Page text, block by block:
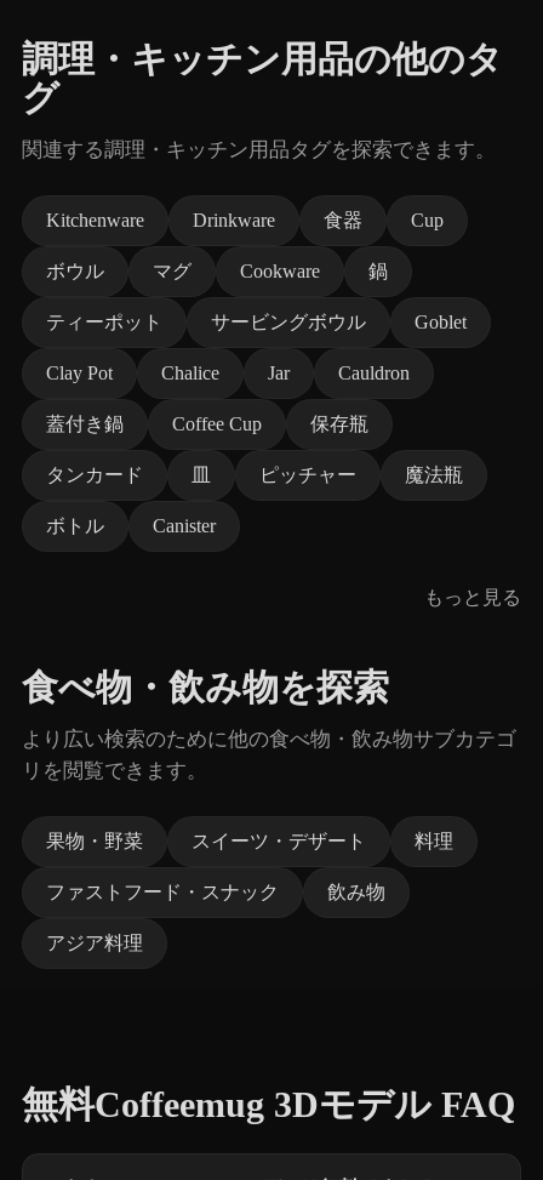
調理・キッチン用品の他のタ
グ
関連する調理・キッチン用品タグを探索できます。
Kitchenware Drinkware 食器 Cup
ボウル マグ Cookware 鍋
ティーポット サービングボウル Goblet
Clay Pot Chalice Jar Cauldron
蓋付き鍋 Coffee Cup 保存瓶
タンカード 皿 ピッチャー 魔法瓶
ボトル Canister
もっと見る
食べ物・飲み物を探索
より広い検索のために他の食べ物・飲み物サブカテゴ
リを閲覧できます。
果物・野菜 スイーツ・デザート 料理
ファストフード・スナック 飲み物
アジア料理
無料Coffeemug 3Dモデル FAQ